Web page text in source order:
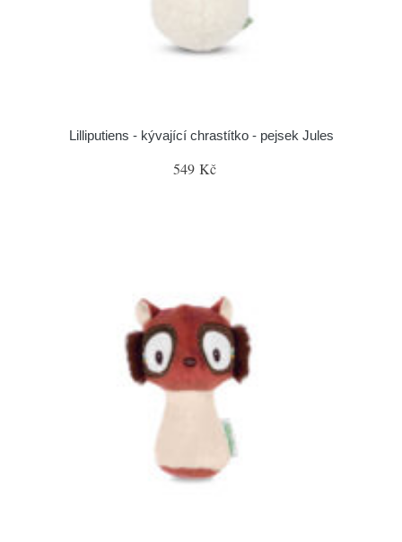
Lilliputiens - kývající chrastítko - pejsek Jules
549 Kč